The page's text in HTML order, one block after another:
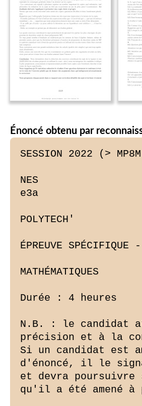
Énoncé obtenu par
SESSION 2022 (> MP8M
NES
e3a
POLYTECH'
ÉPREUVE
MATHÉMATIQUES
Durée : 4 heures
N.B. : le candidat
précision et à la
Si un candidat est
d'énoncé, il le
et devra
qu'il a été amené à